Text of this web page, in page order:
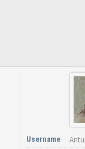
Username